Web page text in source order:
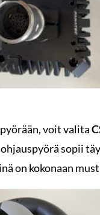
voit valita
ohjauspyörä sopii
on kokonaan